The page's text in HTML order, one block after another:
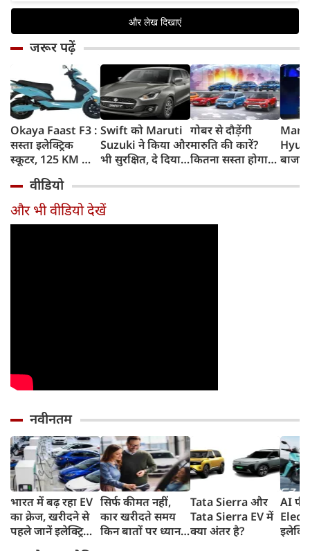
जरूर पढ़ें
Okaya Faast F3 :
सस्ता इलेक्ट्रिक
स्कूटर, 125 KM की
दूर करेगा खास फीचर
Swift को Maruti
Suzuki ने किया और
भी सुरक्षित, दे दिया
standard
feature
गोबर से दौड़ेंगी
मारुति की कारें?
कितना सस्ता होगा
सेफ? ऑटोमोबाइल
वीडियो
और भी वीडियो देखें
नवीनतम
भारत में बढ़ रहा EV
का क्रेज, खरीदने से
पहले जानें इलेक्ट्रिक
सिर्फ कीमत नहीं,
कार खरीदते समय
किन बातों पर ध्यान
Tata Sierra और
Tata Sierra EV में
क्या अंतर है?
AI